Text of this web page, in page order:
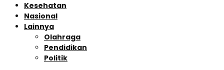
Kesehatan
Nasional
Lainnya
Olahraga
Pendidikan
Politik